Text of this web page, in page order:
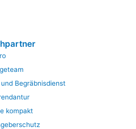
Begräbnisdienst
kompakt